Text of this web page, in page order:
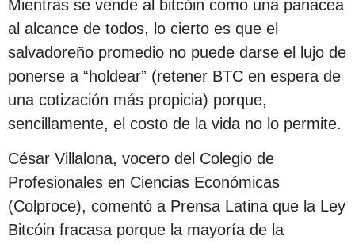
Mientras se vende al bitcóin como una panacea
al alcance de todos, lo cierto es que el
salvadoreño promedio no puede darse el lujo de
ponerse a “holdear” (retener BTC en espera de
una cotización más propicia) porque,
sencillamente, el costo de la vida no lo permite.
César Villalona, vocero del Colegio de
Profesionales en Ciencias Económicas
(Colproce), comentó a Prensa Latina que la Ley
Bitcóin fracasa porque la mayoría de la